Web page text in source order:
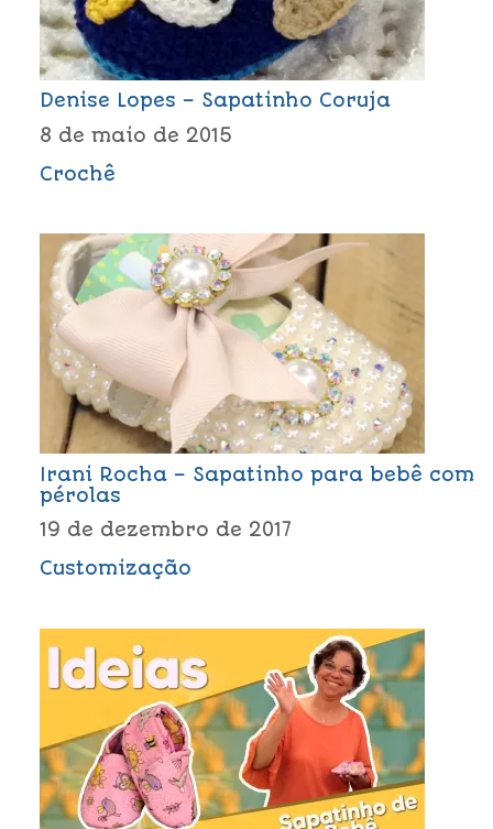
Denise Lopes – Sapatinho Coruja
8 de maio de 2015
Crochê
Irani Rocha – Sapatinho para bebê com
pérolas
19 de dezembro de 2017
Customização